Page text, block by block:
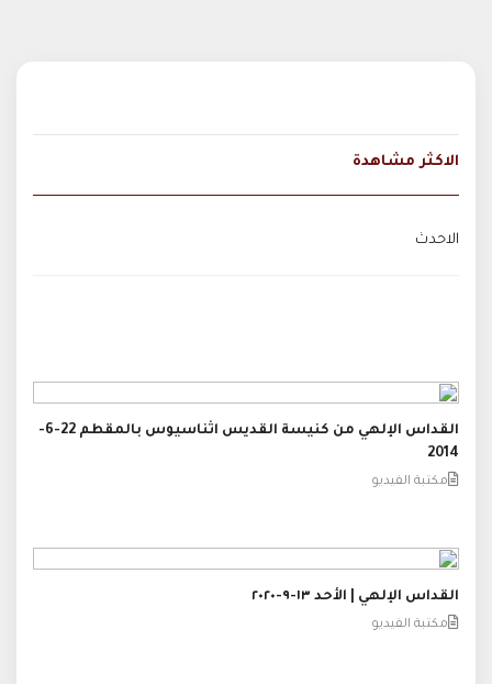
الاكثر مشاهدة
الاحدث
القداس الإلهي من كنيسة القديس اثناسيوس بالمقطم 22-6-
2014
مكتبة الفيديو
القداس الإلهي | الأحد ١٣-٩-٢٠٢٠
مكتبة الفيديو